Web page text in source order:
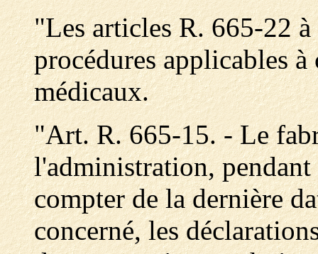
"Les articles R. 665-22
procédures applicables
médicaux.
"Art. R. 665-15. - Le
l'administration, pendant
compter de la dernière
concerné, les